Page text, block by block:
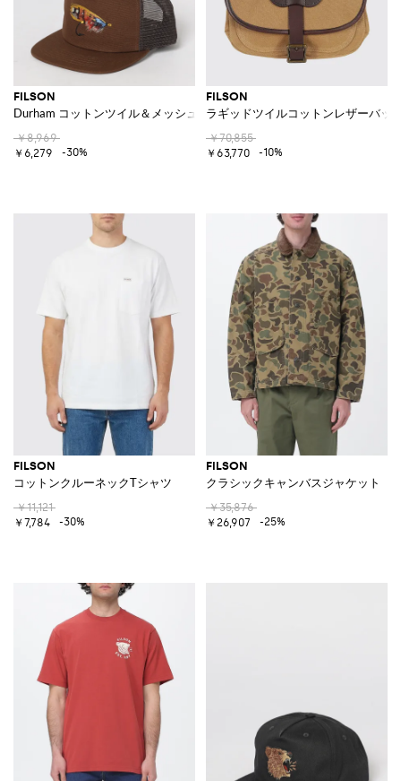
FILSON
Durham コットンツイル＆メッシュナイロンキャップ
￥8,969
￥6,279
-30%
FILSON
ラギッドツイルコットンレザーバッ
￥70,855
￥63,770
-10%
FILSON
コットンクルーネックTシャツ
￥11,121
￥7,784
-30%
FILSON
クラシックキャンバスジャケット
￥35,876
￥26,907
-25%